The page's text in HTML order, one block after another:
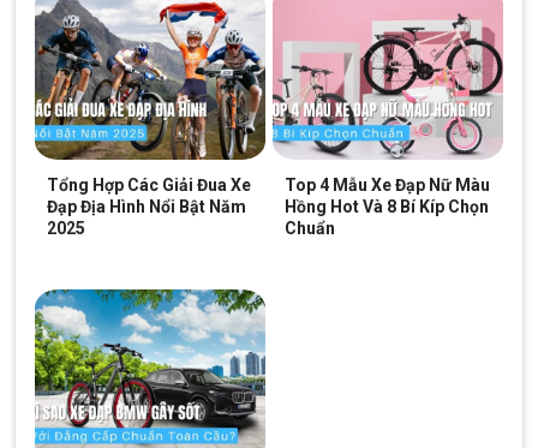
Phuộc hơi Xe đạp địa hình Goose YT-900 Inch giúp bạn có trải nghiệm
êm ái hơn
Yên xe được thiết kế tinh tế, đẹp mắt
Yên Xe Đạp Địa Hình Goose YT-900 27.5 Inch được bọc một
lớp cao su mềm mại với thiết kế hình chữ T, mảnh mai, thon
gọn đẹp mắt giúp cho người ngồi không bị ê mỏi trong suốt
quá trình di chuyển.
Tổng Hợp Các Giải Đua Xe
Đạp Địa Hình Nổi Bật Năm
2025
Top 4 Mẫu Xe Đạp Nữ Màu
Hồng Hot Và 8 Bí Kíp Chọn
Chuẩn